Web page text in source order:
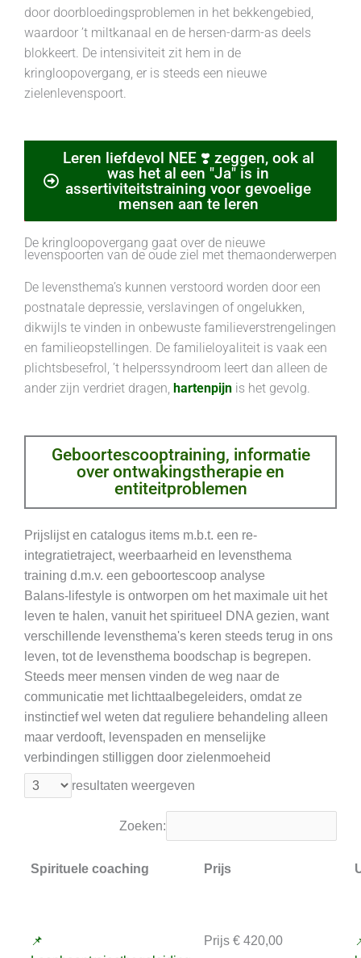
door doorbloedingsproblemen in het bekkengebied,
waardoor ’t miltkanaal en de hersen-darm-as deels
blokkeert. De intensiviteit zit hem in de
kringloopovergang, er is steeds een nieuwe
zielenlevenspoort.
Leren liefdevol NEE ❣️ zeggen, ook al
was het al een "Ja" is in
assertiviteitstraining voor gevoelige
mensen aan te leren
De kringloopovergang gaat over de nieuwe
levenspoorten van de oude ziel met themaonderwerpen
De levensthema’s kunnen verstoord worden door een
postnatale depressie, verslavingen of ongelukken,
dikwijls te vinden in onbewuste familieverstrengelingen
en familieopstellingen. De familieloyaliteit is vaak een
plichtsbesefrol, ’t helperssyndroom leert dan alleen de
ander zijn verdriet dragen, hartenpijn is het gevolg.
Geboortescooptraining, informatie
over ontwakingstherapie en
entiteitproblemen
Prijslijst en catalogus items m.b.t. een re-
integratietraject, weerbaarheid en levensthema
training d.m.v. een geboortescoop analyse
Balans-lifestyle is ontworpen om het maximale uit het
leven te halen, vanuit het spiritueel DNA gezien, want
verschillende levensthema's keren steeds terug in ons
leven, tot de levensthema boodschap is begrepen.
Steeds meer mensen vinden de weg naar de
communicatie met lichttaalbegeleiders, omdat ze
instinctief wel weten dat reguliere behandeling alleen
maar verdooft, levenspaden en menselijke
verbindingen stilliggen door zielenmoeheid
resultaten weergeven
Zoeken:
Spirituele coaching Prijs
📌
Prijs € 420,00